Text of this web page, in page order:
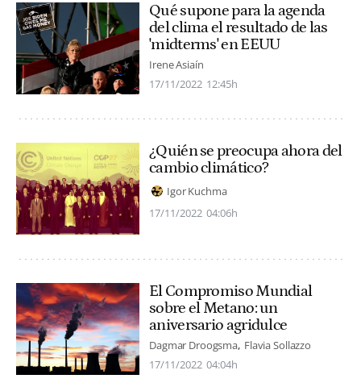
Qué supone para la agenda
del clima el resultado de las
'midterms' en EEUU
Irene Asiaín
17/11/2022 12:45h
¿Quién se preocupa ahora del
cambio climático?
Igor Kuchma
17/11/2022 04:06h
El Compromiso Mundial
sobre el Metano: un
aniversario agridulce
Dagmar Droogsma Flavia Sollazzo
17/11/2022 04:04h